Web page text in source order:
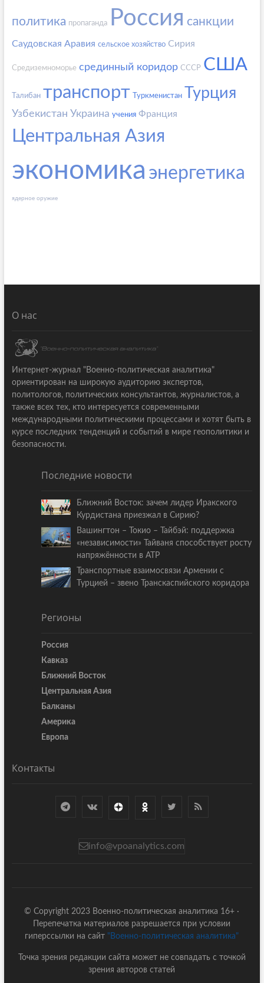
политика пропаганда Россия санкции
Саудовская Аравия сельское хозяйство Сирия
Средиземноморье срединный коридор СССР США
Талибан транспорт Туркменистан Турция
Узбекистан Украина учения Франция
Центральная Азия
экономика энергетика
ядерное оружие
О нас
Интернет-журнал "Военно-политическая аналитика"
ориентирован на широкую аудиторию экспертов,
политологов, политических консультантов, журналистов, а
также всех тех, кто интересуется современными
международными политическими процессами и хотят быть в
курсе последних тенденций и событий в мире геополитики и
безопасности.
Последние новости
Ближний Восток: зачем лидер Иракского
Курдистана приезжал в Сирию?
Вашингтон – Токио – Тайбэй: поддержка
«независимости» Тайваня способствует росту
напряжённости в АТР
Транспортные взаимосвязи Армении с
Турцией – звено Транскаспийского коридора
Регионы
Россия
Кавказ
Ближний Восток
Центральная Азия
Балканы
Америка
Европа
Контакты
info@vpoanalytics.com
© Copyright 2023 Военно-политическая аналитика 16+ ·
Перепечатка материалов разрешается при условии
гиперссылки на сайт "Военно-политическая аналитика"
Точка зрения редакции сайта может не совпадать с точкой
зрения авторов статей